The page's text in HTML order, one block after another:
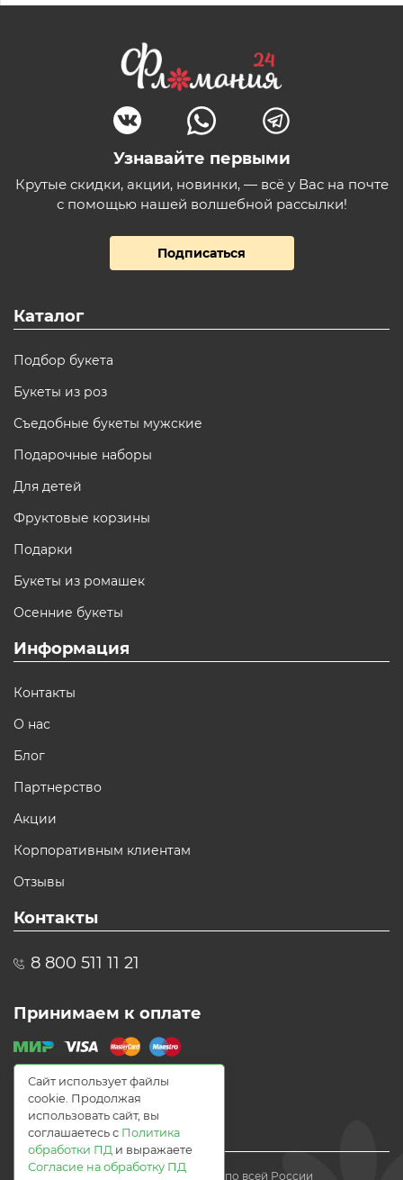
Узнавайте первыми
Крутые скидки, акции, новинки, — всё у Вас на почте
с помощью нашей волшебной рассылки!
Подписаться
Каталог
Подбор букета
Букеты из роз
Съедобные букеты мужские
Подарочные наборы
Для детей
Фруктовые корзины
Подарки
Букеты из ромашек
Осенние букеты
Информация
Контакты
О нас
Блог
Партнерство
Акции
Корпоративным клиентам
Отзывы
Контакты
8 800 511 11 21
Принимаем к оплате
© 2021 Доставка цветов по всей России
Сайт использует файлы
cookie. Продолжая
использовать сайт, вы
соглашаетесь с Политика
обработки ПД и выражаете
Согласие на обработку ПД